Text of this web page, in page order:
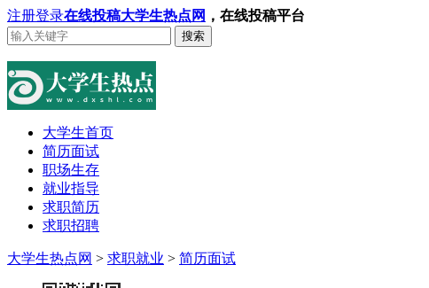
注册登录在线投稿大学生热点网 ，在线投稿平台
搜索
大学生首页
简历面试
职场生存
就业指导
求职简历
求职招聘
大学生热点网 > 求职就业 > 简历面试